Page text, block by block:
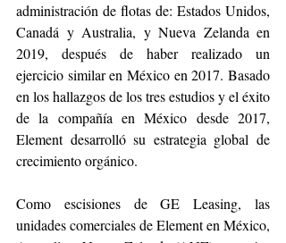
administración de flotas de: Estados Unidos,
Canadá y Australia, y Nueva Zelanda en
2019, después de haber realizado un
ejercicio similar en México en 2017. Basado
en los hallazgos de los tres estudios y el éxito
de la compañía en México desde 2017,
Element desarrolló su estrategia global de
crecimiento orgánico.
Como escisiones de GE Leasing, las
unidades comerciales de Element en México,